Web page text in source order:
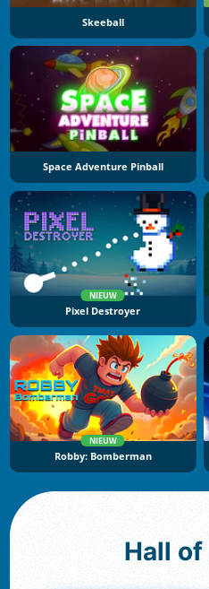
Skeeball
Space Adventure Pinball
NIEUW
Pixel Destroyer
NIEUW
Robby: Bomberman
Hall of